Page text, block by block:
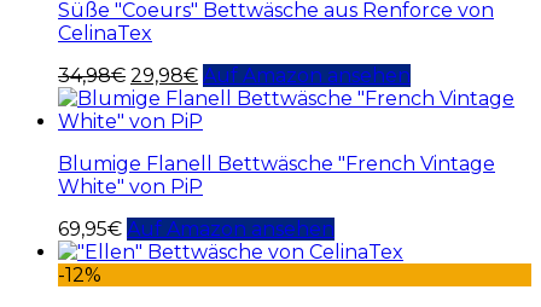
Süße "Coeurs" Bettwäsche aus Renforce von
CelinaTex
34,98€ 29,98€ Auf Amazon ansehen
Blumige Flanell Bettwäsche "French Vintage
White" von PiP
69,95€ Auf Amazon ansehen
-12%